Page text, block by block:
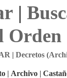
|
Orden
| Decretos
| Archivo |